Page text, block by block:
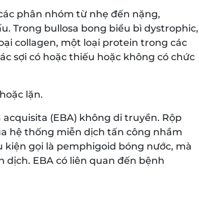
phân nhóm từ nhẹ đến nặng,
Trong bullosa bong biểu bì dystrophic,
collagen, một loại protein trong các
sợi có hoặc thiếu hoặc không có chức
lặn.
(EBA) không di truyền. Rộp
hệ thống miễn dịch tấn công nhầm
gọi là pemphigoid bóng nước, mà
EBA có liên quan đến bệnh